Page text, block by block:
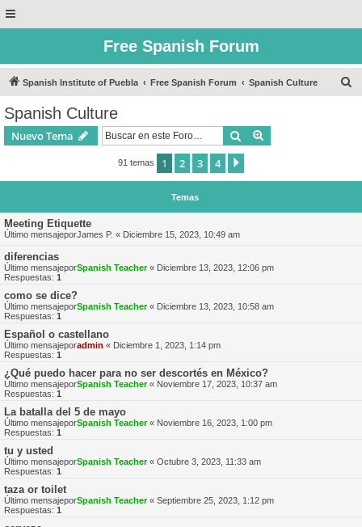
Free Spanish Forum
Spanish Institute of Puebla Free Spanish Forum Spanish Culture
Spanish Culture
Nuevo Tema Buscar
91 temas 1 2 3 4
Temas
Meeting Etiquette
Último mensajeporJames P. « Diciembre 15, 2023, 10:49 am
diferencias
Último mensajeporSpanish Teacher« Diciembre 13, 2023, 12:06 pm
Respuestas: 1
como se dice?
Último mensajeporSpanish Teacher« Diciembre 13, 2023, 10:58 am
Respuestas: 1
Español o castellano
Último mensajeporadmin « Diciembre 1, 2023, 1:14 pm
Respuestas: 1
¿Qué puedo hacer para no ser descortés en México?
Último mensajeporSpanish Teacher« Noviembre 17, 2023, 10:37 am
Respuestas: 1
La batalla del 5 de mayo
Último mensajeporSpanish Teacher« Noviembre 16, 2023, 1:00 pm
Respuestas: 1
tu y usted
Último mensajeporSpanish Teacher« Octubre 3, 2023, 11:33 am
Respuestas: 1
taza or toilet
Último mensajeporSpanish Teacher« Septiembre 25, 2023, 1:12 pm
Respuestas: 1